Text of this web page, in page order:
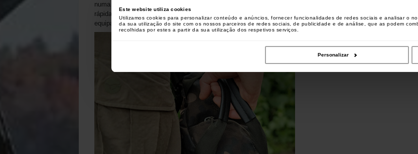
Este website utiliza cookies
Utilizamos cookies para personalizar conteúdo e anúncios, fornecer funcionalidades de redes sociais e analisar o
da sua utilização do site com os nossos parceiros de redes sociais, de publicidade e de análise, que as podem
recolhidas por estes a partir da sua utilização dos respetivos serviços.
Personalizar
numa manga de cana), com bolsos e correias para as manter no lugar. Assim, se precisar de dar uma volta
rápida num mergulho, pode fazê-lo quase instantaneamente sem ter de desempacotar metade do seu
equipamento para o fazer.